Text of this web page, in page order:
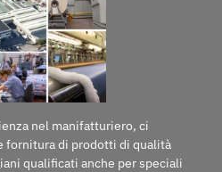
nel manifatturiero, ci
fornitura di prodotti di qualità
qualificati anche per speciali